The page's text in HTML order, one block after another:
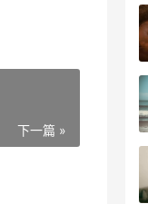
下一篇 »